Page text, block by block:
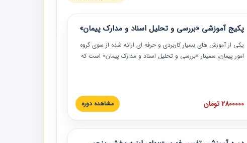
پکیج آموزشی «بررسی و تحلیل اسناد و مدارک پیمان»
یکی از آموزش‏‏‏‏‏‏ های بسیار کاربردی و حرفه‏ ای ارائه شده از سوی گروه
امور پیمان، سمینار «بررسی و تحلیل اسناد و مدارک پیمان» است که
عملی در این خصوص ارائه شده است.
2800000 تومان مشاهده دوره